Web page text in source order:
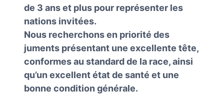
de 3 ans et plus pour représenter les
nations invitées.
Nous recherchons en priorité des
juments présentant une excellente tête,
conformes au standard de la race, ainsi
qu’un excellent état de santé et une
bonne condition générale.